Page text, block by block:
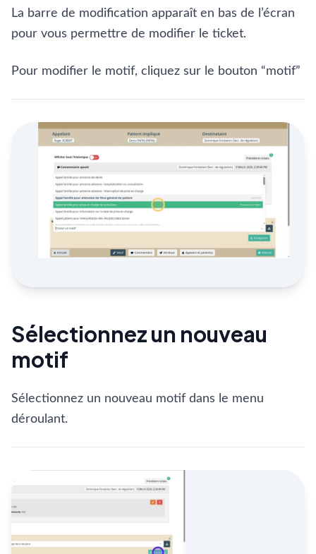
La barre de modification apparaît en bas de l’écran
pour vous permettre de modifier le ticket.
Pour modifier le motif, cliquez sur le bouton “motif”
Sélectionnez un nouveau
motif
Sélectionnez un nouveau motif dans le menu
déroulant.